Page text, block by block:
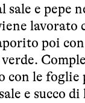
sale e pepe
lavorato
poi con
verde.
con le foglie
e succo